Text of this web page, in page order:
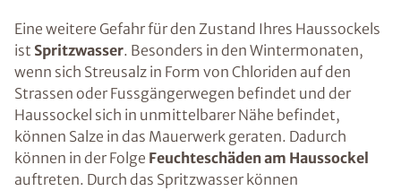
Eine weitere Gefahr für den Zustand Ihres Haussockels
ist Spritzwasser. Besonders in den Wintermonaten,
wenn sich Streusalz in Form von Chloriden auf den
Strassen oder Fussgängerwegen befindet und der
Haussockel sich in unmittelbarer Nähe befindet,
können Salze in das Mauerwerk geraten. Dadurch
können in der Folge Feuchteschäden am Haussockel
auftreten. Durch das Spritzwasser können